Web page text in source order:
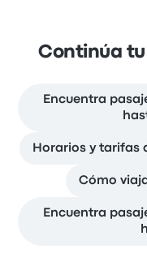
Continúa tu
Encuentra
Horarios y tarifas
Cómo
Encuentra